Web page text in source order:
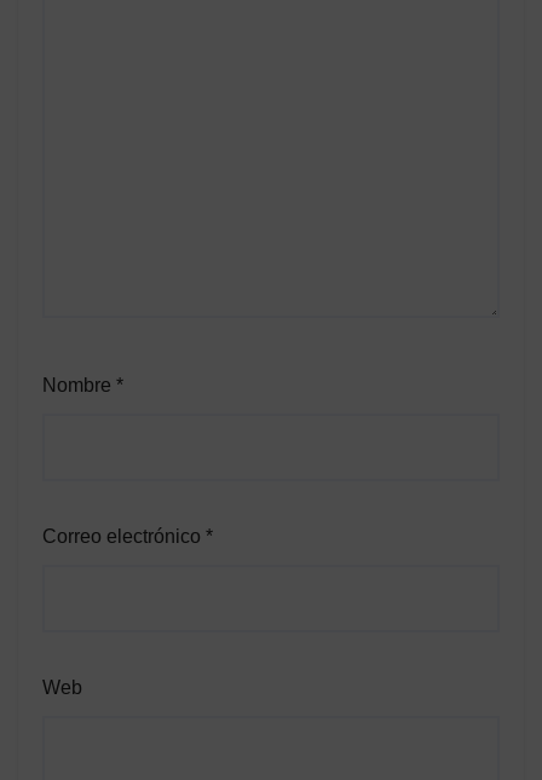
Nombre *
Correo electrónico *
Web